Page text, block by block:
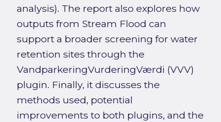
analysis). The report also explores how
outputs from Stream Flood can
support a broader screening for water
retention sites through the
VandparkeringVurderingVærdi (VVV)
plugin. Finally, it discusses the
methods used, potential
improvements to both plugins, and the